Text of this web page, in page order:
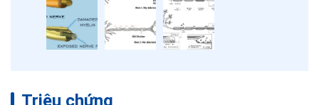
Triệu chứng